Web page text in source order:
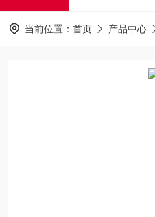
当前位置： 首页 产品中心